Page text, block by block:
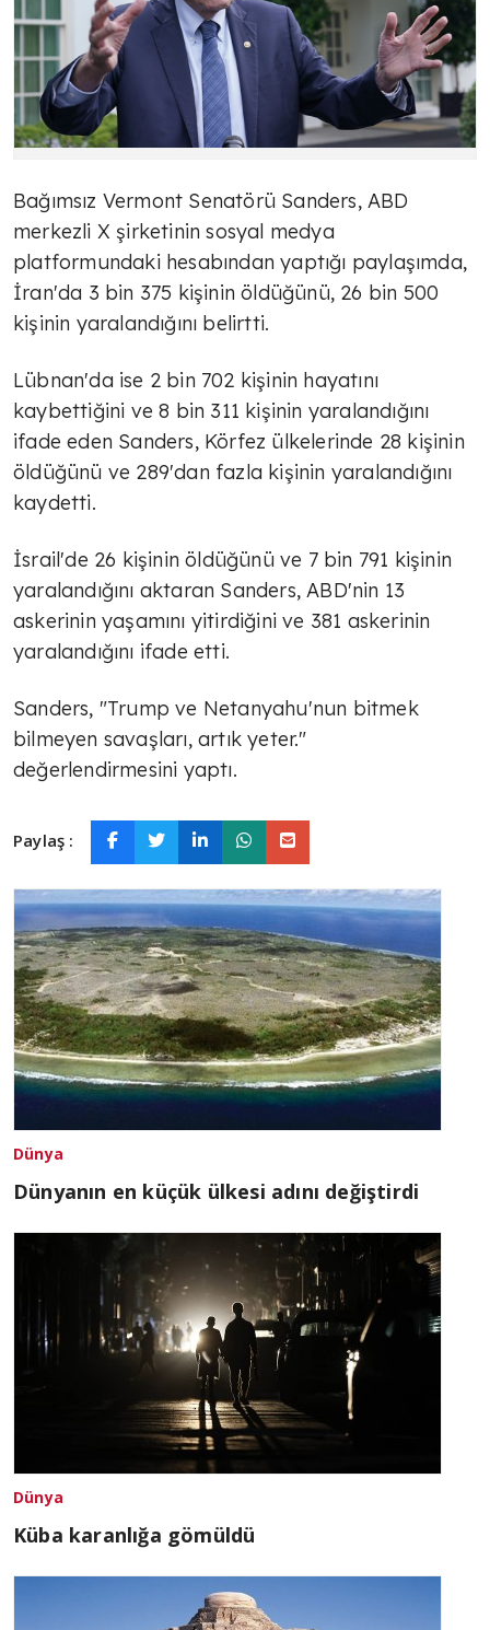
Bağımsız Vermont Senatörü Sanders, ABD
merkezli X şirketinin sosyal medya
platformundaki hesabından yaptığı paylaşımda,
İran'da 3 bin 375 kişinin öldüğünü, 26 bin 500
kişinin yaralandığını belirtti.
Lübnan'da ise 2 bin 702 kişinin hayatını
kaybettiğini ve 8 bin 311 kişinin yaralandığını
ifade eden Sanders, Körfez ülkelerinde 28 kişinin
öldüğünü ve 289'dan fazla kişinin yaralandığını
kaydetti.
İsrail'de 26 kişinin öldüğünü ve 7 bin 791 kişinin
yaralandığını aktaran Sanders, ABD'nin 13
askerinin yaşamını yitirdiğini ve 381 askerinin
yaralandığını ifade etti.
Sanders, "Trump ve Netanyahu'nun bitmek
bilmeyen savaşları, artık yeter."
değerlendirmesini yaptı.
Paylaş :
Dünya
Dünyanın en küçük ülkesi adını değiştirdi
Dünya
Küba karanlığa gömüldü